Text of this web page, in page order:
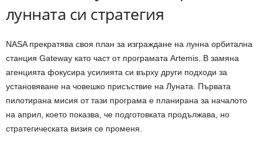
лунната си стратегия
NASA прекратява своя план за изграждане на лунна орбитална
станция Gateway като част от програмата Artemis. В замяна
агенцията фокусира усилията си върху други подходи за
установяване на човешко присъствие на Луната. Първата
пилотирана мисия от тази програма е планирана за началото
на април, което показва, че подготовката продължава, но
стратегическата визия се променя.